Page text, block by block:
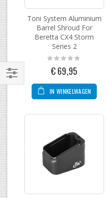
Toni System Aluminium
Barrel Shroud For
Beretta CX4 Storm
Series 2
Rating:
0%
€ 69,95
IN WINKELWAGEN
Filteren